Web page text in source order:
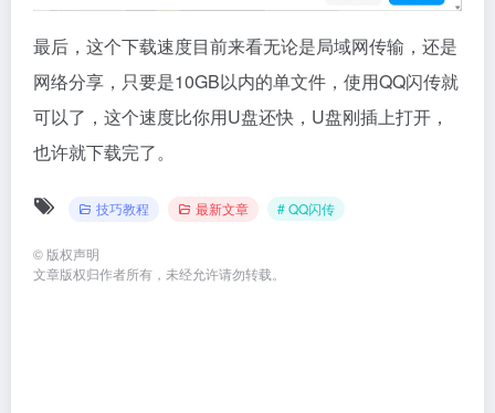
最后，这个下载速度目前来看无论是局域网传输，还是
网络分享，只要是10GB以内的单文件，使用QQ闪传就
可以了，这个速度比你用U盘还快，U盘刚插上打开，
也许就下载完了。
技巧教程 最新文章 # QQ闪传
© 版权声明
文章版权归作者所有，未经允许请勿转载。